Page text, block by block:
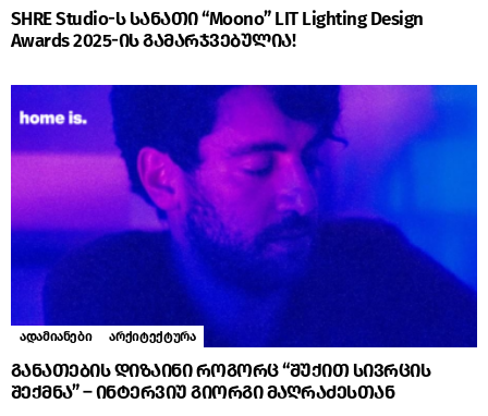
SHRE Studio-ს სანათი “Moono” LIT Lighting Design
Awards 2025-ის გამარჯვებულია!
ადამიანები არქიტექტურა
განათების დიზაინი როგორც “შუქით სივრცის
შექმნა” – ინტერვიუ გიორგი მაღრაძესთან